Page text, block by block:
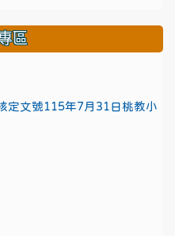
區
定文號115年7月31日桃教小